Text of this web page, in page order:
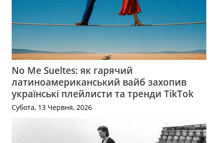
No Me Sueltes: як гарячий
латиноамериканський вайб захопив
українські плейлисти та тренди TikTok
Субота, 13 Червня, 2026